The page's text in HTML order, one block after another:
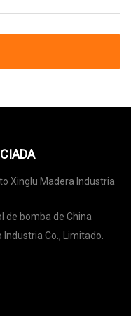
Xinglu Madera Industria
de bomba de China
Industria Co., Limitado.